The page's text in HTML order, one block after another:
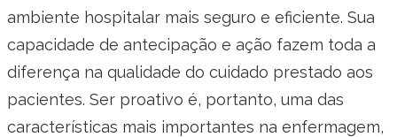
ambiente hospitalar mais seguro e eficiente. Sua
capacidade de antecipação e ação fazem toda a
diferença na qualidade do cuidado prestado aos
pacientes. Ser proativo é, portanto, uma das
características mais importantes na enfermagem,